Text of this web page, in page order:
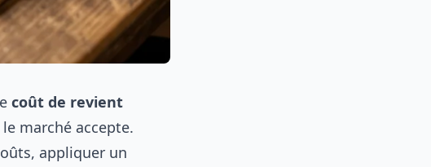
coût de revient
marché accepte.
appliquer un